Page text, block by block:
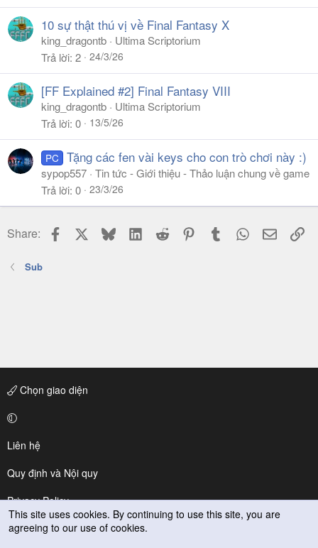
10 sự thật thú vị về Final Fantasy X
king_dragontb
Ultima Scriptorium
Trả lời 2 24/3/26
[FF Explained #2] Final Fantasy VIII
king_dragontb
Ultima Scriptorium
Trả lời 0 13/5/26
PC Tặng các fen vài keys cho con trò chơi này :)
sypop557 Tin tức - Giới thiệu - Thảo luận chung về game
Trả lời 0 23/3/26
Share: Facebook BlueskyLinkedIn
Reddit PinterestTumblr WhatsApp
Email
Sub
Chọn giao diện
Liên hệ
Quy định và Nội quy
Privacy Policy
Trợ giúp
This site uses cookies. By continuing to use this site, you are
agreeing to our use of cookies.